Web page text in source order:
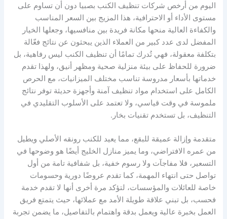
اليوم من أرخص شركات تنظيف الكنب بصبيا دون أن تساوم على
مستوى الأداء أو الاحترافية، هذا المزيج بين السعر المناسب
والكفاءة العالية منحها مكانة فريدة بين منافسيها، وجعلها الخيار
المفضل لدى عدد كبير من العملاء الذين يبحثون عن نتائج فعّالة
بتكلفة معقولة، فهي تُدرك تمامًا أن تنظيف الكنب ليس رفاهية، بل
ضرورة للحفاظ على بيئة منزلية صحية ومظهر أنيق، ولهذا تقدم
خدماتها بأسعار مدروسة تناسب مختلف الميزانيات، مع الحرص
الكامل على استخدام مواد تنظيف آمنة وأجهزة حديثة توفر نتائج
ملموسة في وقت قياسي، ولا تعتمد على الأسلوب التقليدي في
التنظيف، بل تستخدم تقنيات بخار.
متقدمة وإزالة عميقة للبقع، مما يعيد للكنب رونقه الأصلي ويطيل
من عمره الافتراضي، وما يميز منازل الخليج أيضًا هو وضوحها في
التسعير، فلا مفاجآت ولا رسوم خفية، بل شفافية تامة من أول
تواصل حتى انتهاء المهمة، كما تقدم عروضًا دورية وحسومات
خاصة للعائلات والمؤسسات، لتؤكد مرة أخرى أنها لا تقدم خدمة
فحسب، بل تبني علاقة طويلة الأمد مع عملائها، حيث يتمتع فريق
العمل بخبرة عالية ويعمل بدقة واهتمام بالتفاصيل، ما يضمن تجربة